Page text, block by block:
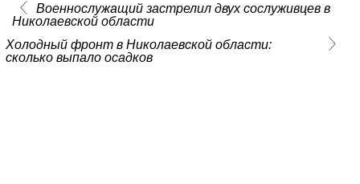
Военнослужащий застрелил двух сослуживцев в
Николаевской области
Холодный фронт в Николаевской области:
сколько выпало осадков